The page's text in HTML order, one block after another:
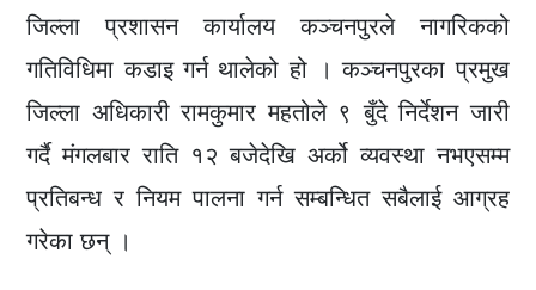
जिल्ला प्रशासन कार्यालय कञ्चनपुरले नागरिकको
गतिविधिमा कडाइ गर्न थालेको हो । कञ्चनपुरका प्रमुख
जिल्ला अधिकारी रामकुमार महतोले ९ बुँदे निर्देशन जारी
गर्दै मंगलबार राति १२ बजेदेखि अर्को व्यवस्था नभएसम्म
प्रतिबन्ध र नियम पालना गर्न सम्बन्धित सबैलाई आग्रह
गरेका छन् ।